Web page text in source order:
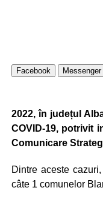
Facebook Messenger
2022, în județul
COVID-19, potrivit
Comunicare
Dintre aceste
câte 1 comunelor